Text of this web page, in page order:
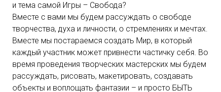
и тема самой Игры – Свобода?
Вместе с вами мы будем рассуждать о свободе
творчества, духа и личности, о стремлениях и мечтах.
Вместе мы постараемся создать Мир, в который
каждый участник может привнести частичку себя. Во
время проведения творческих мастерских мы будем
рассуждать, рисовать, макетировать, создавать
объекты и воплощать фантазии – и просто БЫТЬ